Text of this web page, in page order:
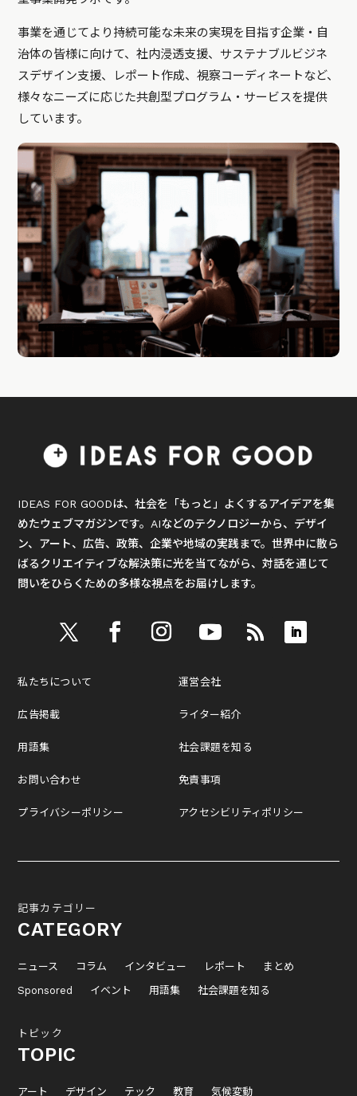
事業を通じてより持続可能な未来の実現を目指す企業・自
治体の皆様に向けて、社内浸透支援、サステナブルビジネ
スデザイン支援、レポート作成、視察コーディネートなど、
様々なニーズに応じた共創型プログラム・サービスを提供
しています。
IDEAS FOR GOODは、社会を「もっと」よくするアイデアを集
めたウェブマガジンです。AIなどのテクノロジーから、デザイ
ン、アート、広告、政策、企業や地域の実践まで。世界中に散ら
ばるクリエイティブな解決策に光を当てながら、対話を通じて
問いをひらくための多様な視点をお届けします。
私たちについて
広告掲載
用語集
お問い合わせ
プライバシーポリシー
運営会社
ライター紹介
社会課題を知る
免責事項
アクセシビリティポリシー
記事カテゴリー
CATEGORY
ニュース コラム インタビュー レポート
まとめ
Sponsored
イベント 用語集 社会課題を知る
トピック
TOPIC
アート デザイン テック 教育 気候変動